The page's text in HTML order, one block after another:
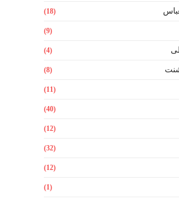
(18)
(9)
(4)
(8)
(11)
(40)
(12)
(32)
(12)
(1)